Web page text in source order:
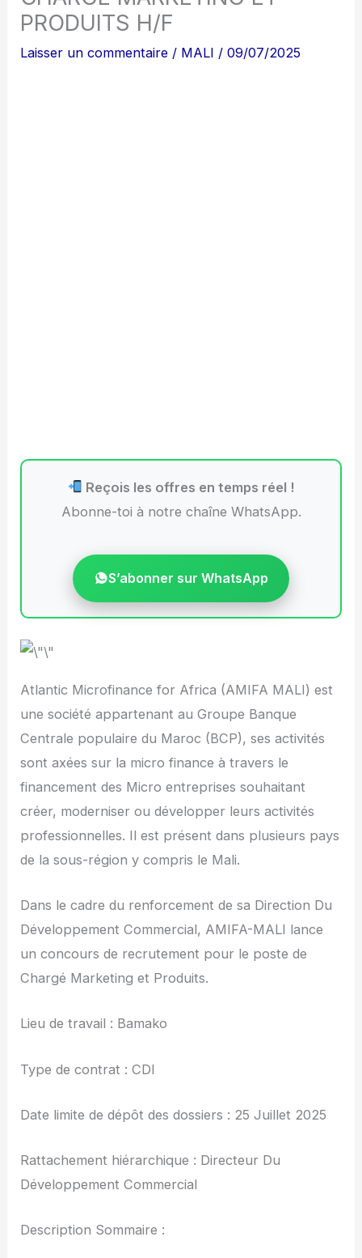
PRODUITS H/F
Laisser un commentaire / MALI /09/07/2025
Reçois les offres en temps réel !
Abonne-toi à notre chaîne WhatsApp.
S’abonner sur WhatsApp
Atlantic Microfinance for Africa (AMIFA MALI) est
une société appartenant au Groupe Banque
Centrale populaire du Maroc (BCP), ses activités
sont axées sur la micro finance à travers le
financement des Micro entreprises souhaitant
créer, moderniser ou développer leurs activités
professionnelles. Il est présent dans plusieurs pays
de la sous-région y compris le Mali.
Dans le cadre du renforcement de sa Direction Du
Développement Commercial, AMIFA-MALI lance
un concours de recrutement pour le poste de
Chargé Marketing et Produits.
Lieu de travail : Bamako
Type de contrat : CDI
Date limite de dépôt des dossiers : 25 Juillet 2025
Rattachement hiérarchique : Directeur Du
Développement Commercial
Description Sommaire :